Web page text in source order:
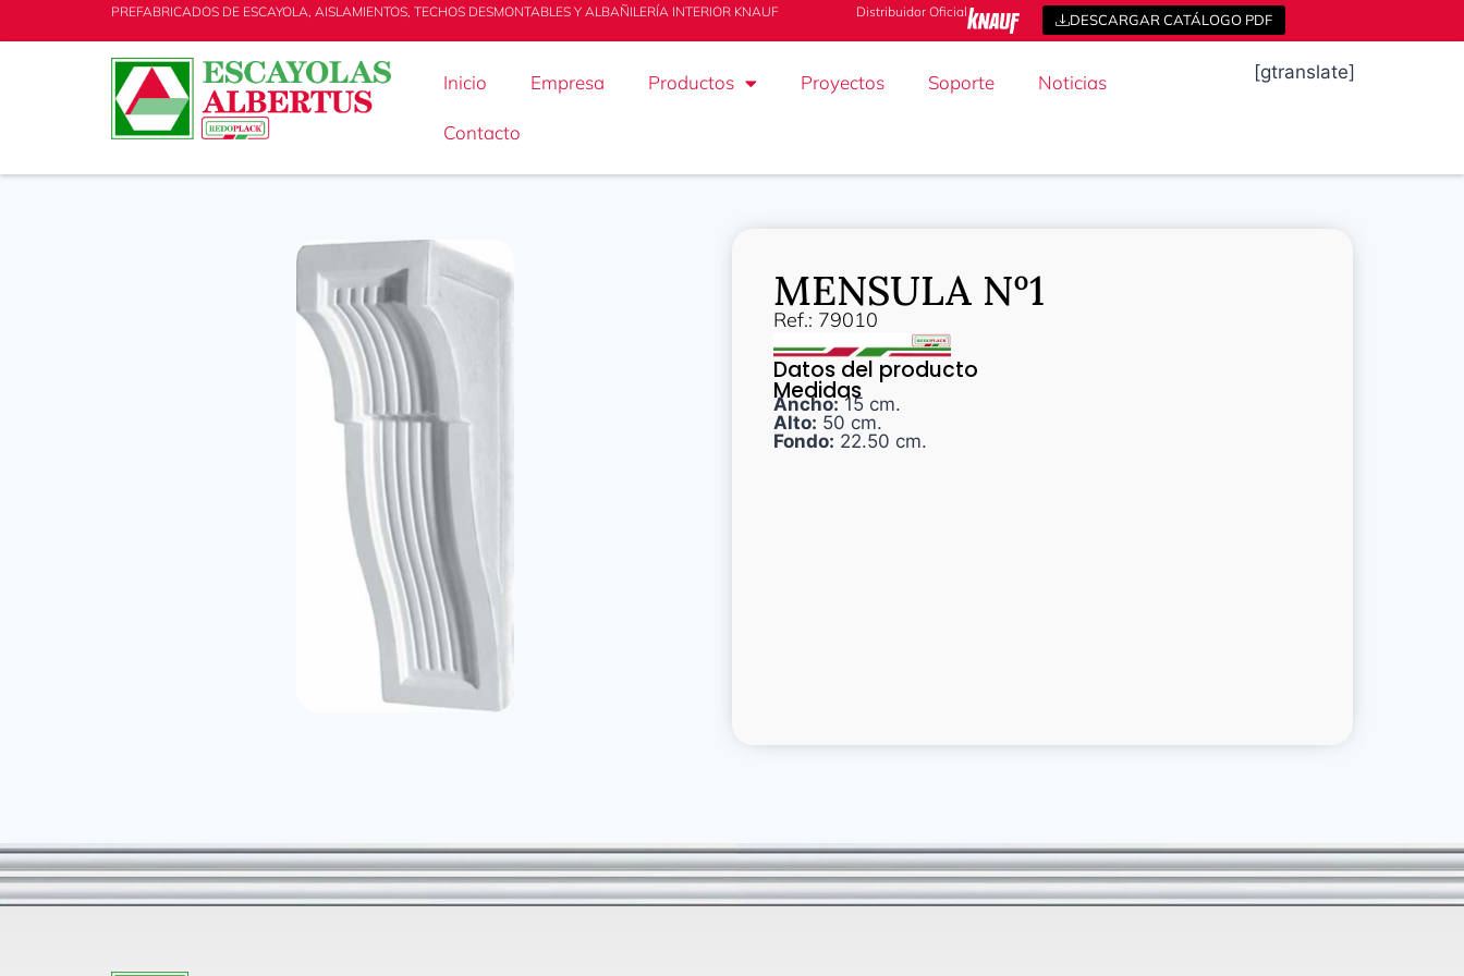
PREFABRICADOS DE ESCAYOLA, AISLAMIENTOS, TECHOS DESMONTABLES Y ALBAÑILERÍA INTERIOR KNAUF Distribuidor Oficial DESCARGAR CATÁLOGO PDF
Inicio Empresa Productos Proyectos Soporte Noticias
Contacto
[gtranslate]
MENSULA Nº1
Ref.: 79010
Datos del producto
Medidas
Ancho:15 cm.
Alto: 50 cm.
Fondo: 22.50 cm.